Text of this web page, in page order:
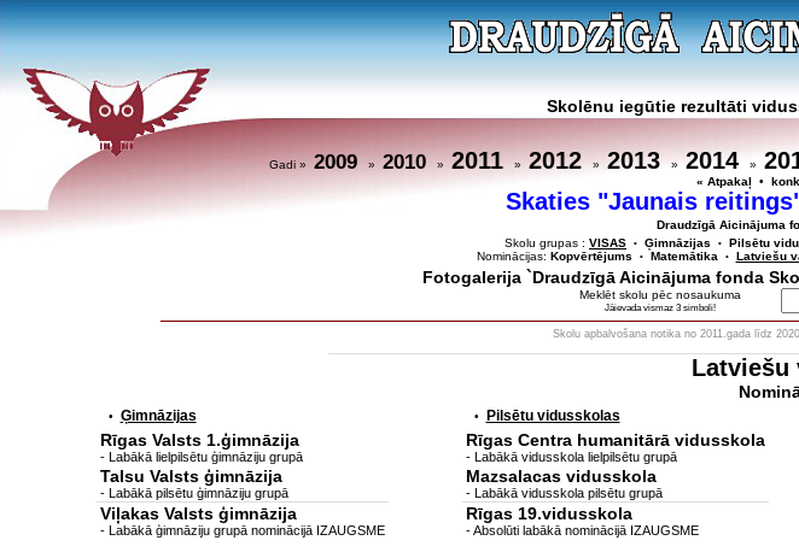
Skolēnu iegūtie rezultāti
Gadi » 2009 » 2010 » 2011 » 2012 » 2013 » 2014 »
« Atpakaļ •
Skaties "Jaunais
Draudzīgā Aicinājuma
Skolu grupas : VISAS • Ģimnāzijas • Pilsētu
Nominācijas: Kopvērtējums • Matemātika • Latviešu
Fotogalerija `Draudzīgā Aicinājuma fonda
Meklēt skolu pēc nosaukuma
Jāievada vismaz 3 simboli!
Skolu apbalvošana notika no 2011.gada līdz
Latviešu
• Ģimnāzijas
Rīgas Valsts 1.ģimnāzija
- Labākā lielpilsētu ģimnāziju grupā
Talsu Valsts ģimnāzija
- Labākā pilsētu ģimnāziju grupā
Viļakas Valsts ģimnāzija
- Labākā ģimnāziju grupā nominācijā IZAUGSME
• Pilsētu vidusskolas
Rīgas Centra humanitārā vidusskola
- Labākā vidusskola lielpilsētu grupā
Mazsalacas vidusskola
- Labākā vidusskola pilsētu grupā
Rīgas 19.vidusskola
- Absolūti labākā nominācijā IZAUGSME